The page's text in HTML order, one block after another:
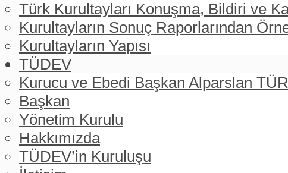
Türk Kurultayları Konuşma, Bildiri ve
Kurultayların Sonuç Raporlarından
Kurultayların Yapısı
TÜDEV
Kurucu ve Ebedi Başkan Alparslan
Başkan
Yönetim Kurulu
Hakkımızda
TÜDEV’in Kuruluşu